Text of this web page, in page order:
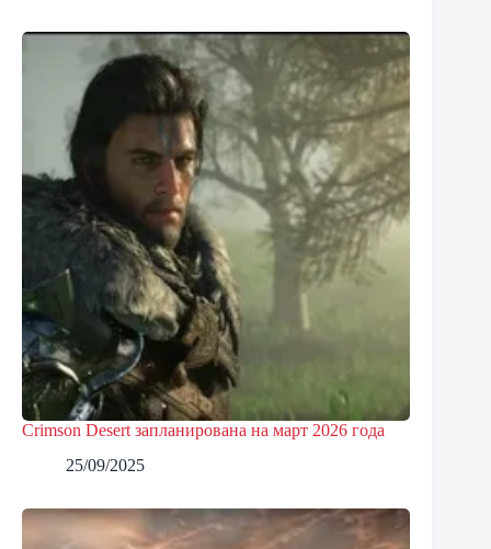
Crimson Desert запланирована на март 2026 года
25/09/2025